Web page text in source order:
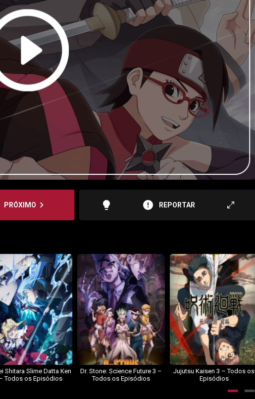
PRÓXIMO navigate_next lightbulb error REPORTAR
Shitara Slime Datta Ken
Todos os Episódios
Dr. Stone: Science Future 3 –
Todos os Episódios
Jujutsu Kaisen 3 – Todos os
Episódios